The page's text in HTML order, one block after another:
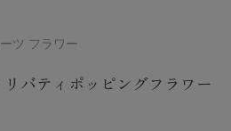
ツ フラワー
バティポッピングフラワー